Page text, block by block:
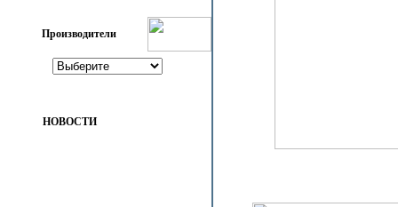
Производители
НОВОСТИ